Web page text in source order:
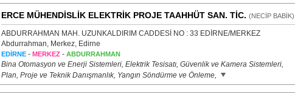
ERCE MÜHENDİSLİK ELEKTRİK PROJE TAAHHÜT SAN. TİC. (NECİP BABİK)
ABDURRAHMAN MAH. UZUNKALDIRIM CADDESİ NO : 33 EDİRNE/MERKEZ
Abdurrahman, Merkez, Edirne
EDİRNE- MERKEZ- ABDURRAHMAN
Bina Otomasyon ve Enerji Sistemleri, Elektrik Tesisatı, Güvenlik ve Kamera Sistemleri,
Plan, Proje ve Teknik Danışmanlık, Yangın Söndürme ve Önleme,